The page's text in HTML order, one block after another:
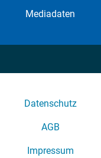
Mediadaten
Datenschutz
AGB
Impressum